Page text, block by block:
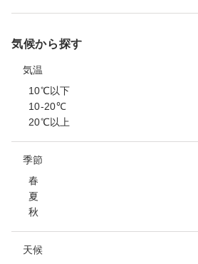
気候から探す
気温
10℃以下
10-20℃
20℃以上
季節
春
夏
秋
天候